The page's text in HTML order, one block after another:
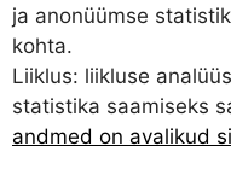
ja anonüümse
kohta.
Liiklus: liikluse
statistika saamiseks
andmed on avalikud